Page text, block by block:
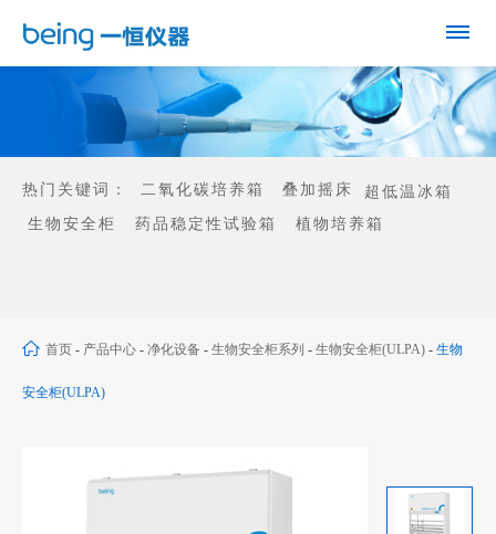
热门关键词： 二氧化碳培养箱 叠加摇床
超低温冰箱
生物安全柜
药品稳定性试验箱 植物培养箱
首页 - 产品中心 - 净化设备 - 生物安全柜系列 - 生物安全柜(ULPA) - 生物
安全柜(ULPA)